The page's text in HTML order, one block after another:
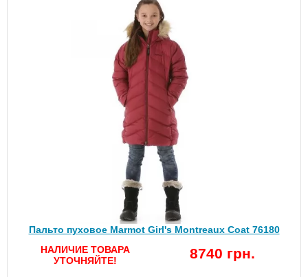
Пальто пуховое Marmot Girl's Montreaux Coat 76180
НАЛИЧИЕ ТОВАРА
УТОЧНЯЙТЕ!
8740 грн.